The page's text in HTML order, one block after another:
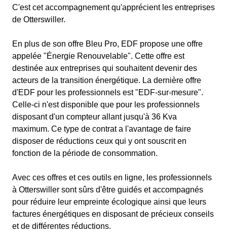
C'est cet accompagnement qu'apprécient les entreprises
de Otterswiller.
En plus de son offre Bleu Pro, EDF propose une offre
appelée "Énergie Renouvelable". Cette offre est
destinée aux entreprises qui souhaitent devenir des
acteurs de la transition énergétique. La dernière offre
d'EDF pour les professionnels est "EDF-sur-mesure".
Celle-ci n'est disponible que pour les professionnels
disposant d'un compteur allant jusqu'à 36 Kva
maximum. Ce type de contrat a l'avantage de faire
disposer de réductions ceux qui y ont souscrit en
fonction de la période de consommation.
Avec ces offres et ces outils en ligne, les professionnels
à Otterswiller sont sûrs d'être guidés et accompagnés
pour réduire leur empreinte écologique ainsi que leurs
factures énergétiques en disposant de précieux conseils
et de différentes réductions.